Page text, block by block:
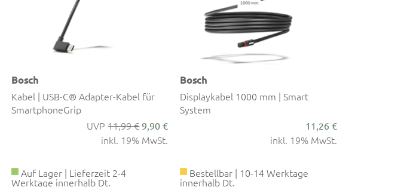
Bosch
Kabel | USB-C® Adapter-Kabel für
SmartphoneGrip
11,99 € 9,90 €
inkl. 19% MwSt.
Auf Lager | Lieferzeit 2-4
Werktage innerhalb Dt.
Bosch
Displaykabel 1000 mm | Smart
System
11,26 €
inkl. 19% MwSt.
Bestellbar | 10-14 Werktage
innerhalb Dt.